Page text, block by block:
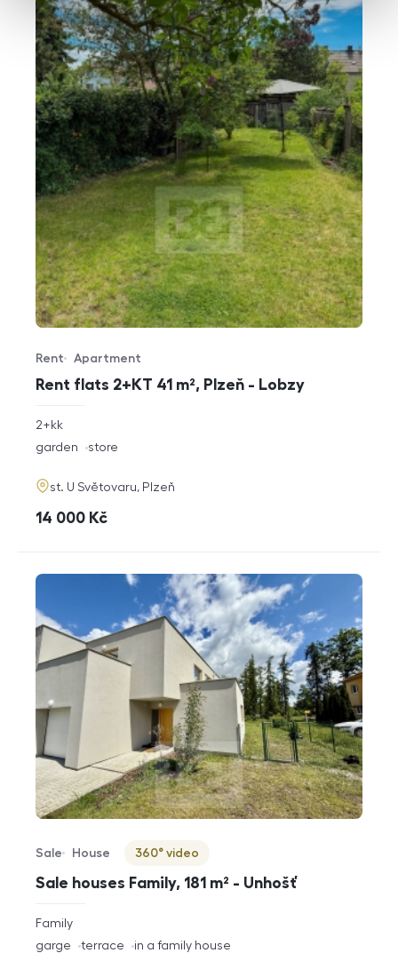
Rent flats 2+KT 41 m², Plzeň - Lobzy
Offer type
Rent
Property type
Apartment
rozměry
2+kk
funkce
garden store
adresa
st. U Světovaru, Plzeň
cena
14 000 Kč
Sale houses Family, 181 m² - Unhošť
Offer type
Sale
Property type
House
Virtuální prohlídka
360° video
rozměry
disposition
Family
funkce
garge terrace in a family house